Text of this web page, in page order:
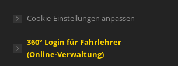
Cookie-Einstellungen anpassen
360° Login für Fahrlehrer
(Online-Verwaltung)